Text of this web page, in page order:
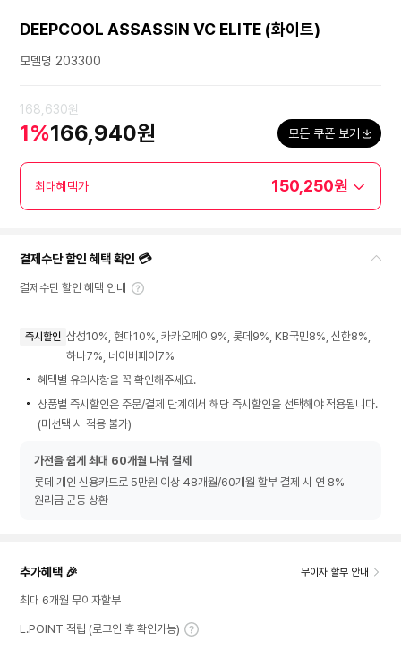
DEEPCOOL ASSASSIN VC ELITE (화이트)
모델명 203300
168,630원
1%166,940원 모든 쿠폰 보기
최대혜택가 150,250원
결제수단 할인 혜택 확인 💳
결제수단 할인 혜택 안내
즉시할인 삼성10%, 현대10%, 카카오페이9%, 롯데9%, KB국민8%, 신한8%,
하나7%, 네이버페이7%
혜택별 유의사항을 꼭 확인해주세요.
상품별 즉시할인은 주문/결제 단계에서 해당 즉시할인을 선택해야 적용됩니다.
(미선택 시 적용 불가)
가전을 쉽게 최대 60개월 나눠 결제
롯데 개인 신용카드로 5만원 이상 48개월/60개월 할부 결제 시 연 8%
원리금 균등 상환
추가혜택 🎉 무이자 할부 안내
최대 6개월 무이자할부
L.POINT 적립 (로그인 후 확인가능)